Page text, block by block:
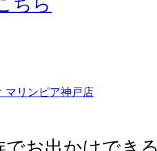
ちら
マリンピア神戸店